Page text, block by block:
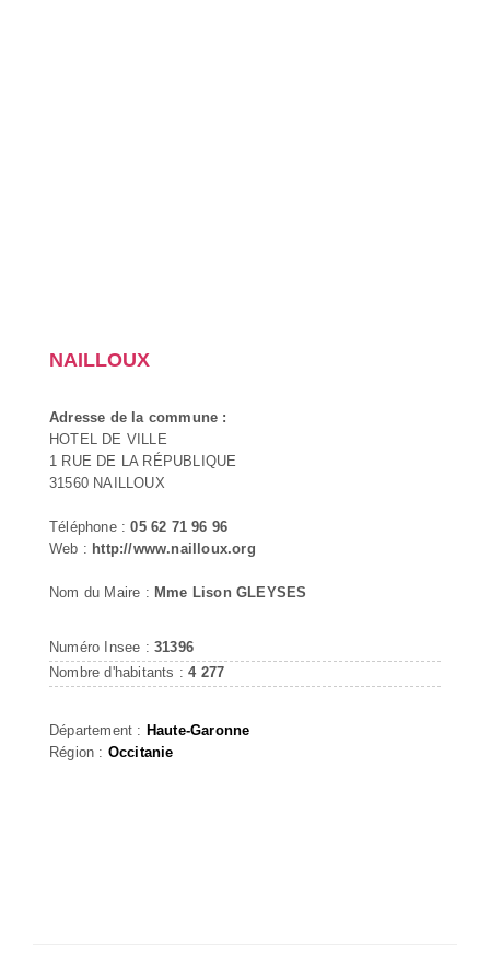
NAILLOUX
Adresse de la commune :
HOTEL DE VILLE
1 RUE DE LA RÉPUBLIQUE
31560 NAILLOUX
Téléphone :05 62 71 96 96
Web : http://www.nailloux.org
Nom du Maire : Mme Lison GLEYSES
Numéro Insee : 31396
Nombre d'habitants :4 277
Département : Haute-Garonne
Région : Occitanie